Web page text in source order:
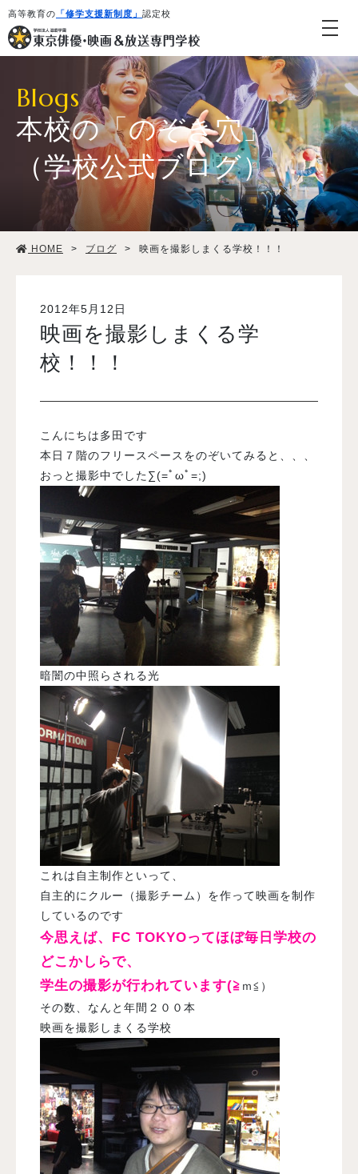
高等教育の 「修学支援新制度」 認定校
学校紹介・教育システム
学生生活
就職・デビュー
入試案内
学校情報
訪問者別メニュー
Blogs
本校の「のぞき穴」
（学校公式ブログ）
HOME > ブログ > 映画を撮影しまくる学校！！！
2012年5月12日
映画を撮影しまくる学
校！！！
こんにちは多田です
本日７階のフリースペースをのぞいてみると、、、
おっと撮影中でした∑(=ﾟωﾟ=;)
暗闇の中照らされる光
これは自主制作といって、
自主的にクルー（撮影チーム）を作って映画を制作
しているのです
今思えば、FC TOKYOってほぼ毎日学校の
どこかしらで、
学生の撮影が行われています(≧ ｍ≦）
その数、なんと年間２００本
映画を撮影しまくる学校